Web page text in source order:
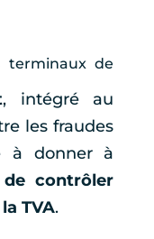
terminaux de
, intégré au
les fraudes
à donner à
contrôler
TVA.